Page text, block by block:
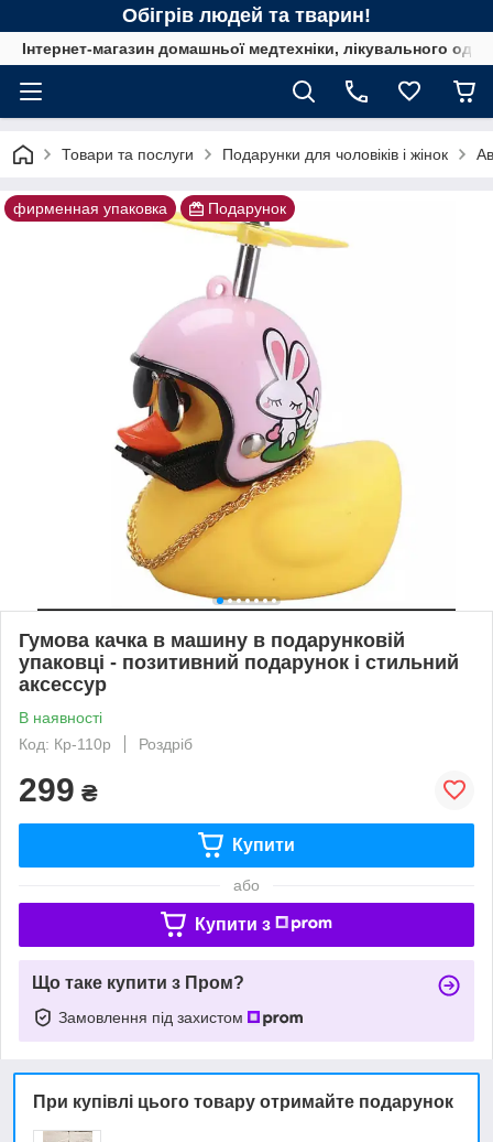
Обігрів людей та тварин!
Інтернет-магазин домашньої медтехніки, лікувального
Товари та послуги Подарунки для чоловіків і жінок
фирменная упаковка Подарунок
Гумова качка в машину в подарунковій
упаковці - позитивний подарунок і стильний
аксессур
В наявності
Код: Кр-110р
Роздріб
299 ₴
Купити
або
Купити з
Що таке купити з Пром?
Замовлення під захистом
При купівлі цього товару отримайте подарунок